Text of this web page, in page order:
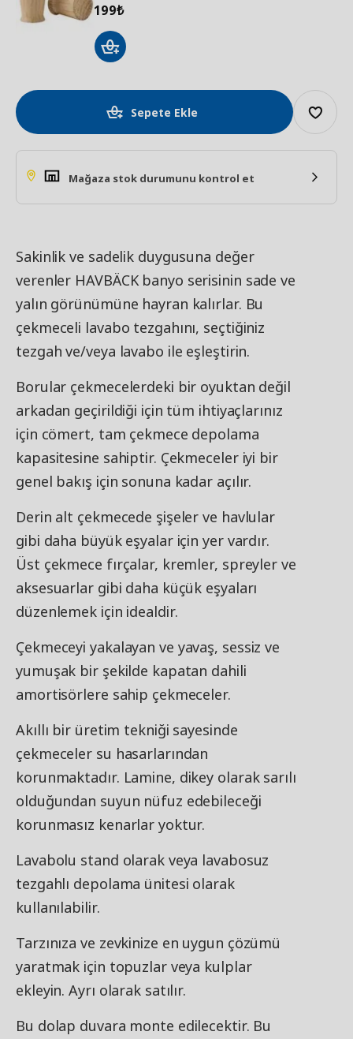
199₺
Sepete Ekle
Mağaza stok durumunu kontrol et
Sakinlik ve sadelik duygusuna değer
verenler HAVBÄCK banyo serisinin sade ve
yalın görünümüne hayran kalırlar. Bu
çekmeceli lavabo tezgahını, seçtiğiniz
tezgah ve/veya lavabo ile eşleştirin.
Borular çekmecelerdeki bir oyuktan değil
arkadan geçirildiği için tüm ihtiyaçlarınız
için cömert, tam çekmece depolama
kapasitesine sahiptir. Çekmeceler iyi bir
genel bakış için sonuna kadar açılır.
Derin alt çekmecede şişeler ve havlular
gibi daha büyük eşyalar için yer vardır.
Üst çekmece fırçalar, kremler, spreyler ve
aksesuarlar gibi daha küçük eşyaları
düzenlemek için idealdir.
Çekmeceyi yakalayan ve yavaş, sessiz ve
yumuşak bir şekilde kapatan dahili
amortisörlere sahip çekmeceler.
Akıllı bir üretim tekniği sayesinde
çekmeceler su hasarlarından
korunmaktadır. Lamine, dikey olarak sarılı
olduğundan suyun nüfuz edebileceği
korunmasız kenarlar yoktur.
Lavabolu stand olarak veya lavabosuz
tezgahlı depolama ünitesi olarak
kullanılabilir.
Tarzınıza ve zevkinize en uygun çözümü
yaratmak için topuzlar veya kulplar
ekleyin. Ayrı olarak satılır.
Bu dolap duvara monte edilecektir. Bu